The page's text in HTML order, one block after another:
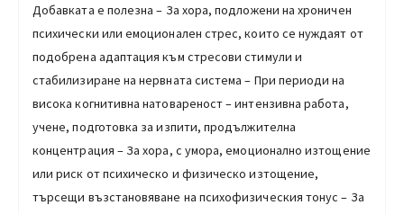
Добавката е полезна – За хора, подложени на хроничен
психически или емоционален стрес, които се нуждаят от
подобрена адаптация към стресови стимули и
стабилизиране на нервната система – При периоди на
висока когнитивна натовареност – интензивна работа,
учене, подготовка за изпити, продължителна
концентрация – За хора, с умора, емоционално изтощение
или риск от психическо и физическо изтощение,
търсещи възстановяване на психофизическия тонус – За